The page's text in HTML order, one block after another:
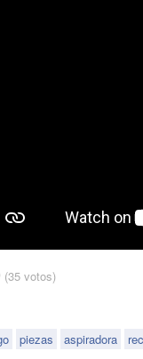
(35 votos)
piezas aspiradora